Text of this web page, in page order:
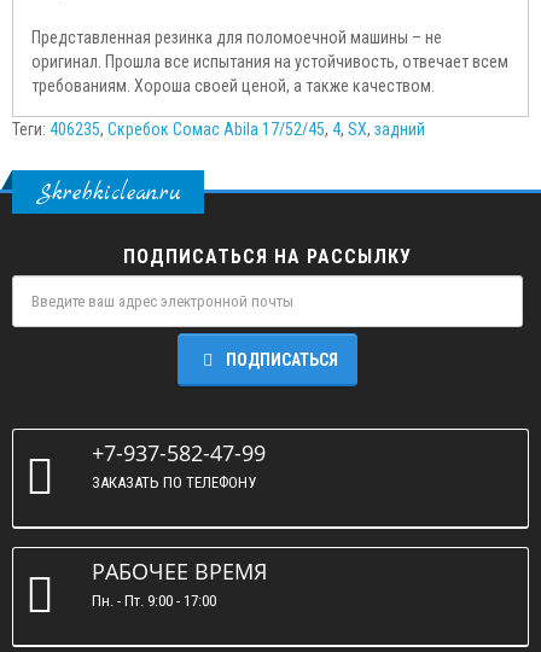
Представленная резинка для поломоечной машины – не
оригинал. Прошла все испытания на устойчивость, отвечает всем
требованиям. Хороша своей ценой, а также качеством.
Теги: 406235, Скребок Сомас Abila 17/52/45, 4, SX, задний
Skrebkiclean.ru
ПОДПИСАТЬСЯ НА РАССЫЛКУ
ПОДПИСАТЬСЯ
+7-937-582-47-99
ЗАКАЗАТЬ ПО ТЕЛЕФОНУ
РАБОЧЕЕ ВРЕМЯ
Пн. - Пт. 9:00 - 17:00